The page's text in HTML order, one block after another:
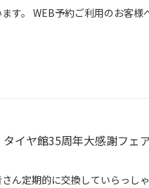
イヤ館35周年大感謝フェ